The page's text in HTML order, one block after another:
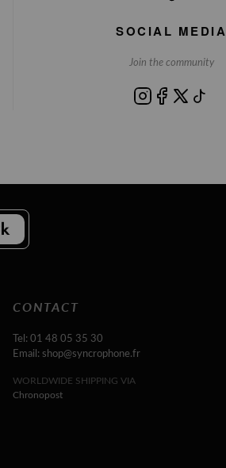
SOCIAL MEDIA
Join the community
CONTACT
Tel: 01 48 05 35 30
Email: shop@syncrophone.fr
WORLDWIDE SHIPPING VIA
Chronopost